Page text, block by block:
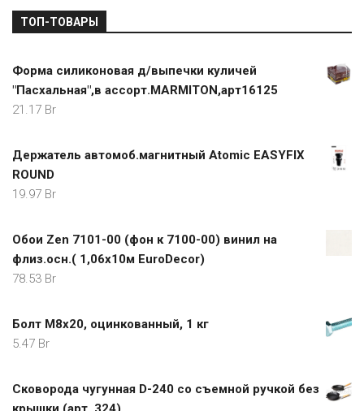
ТОП-ТОВАРЫ
Форма силиконовая д/выпечки куличей
"Пасхальная",в ассорт.MARMITON,арт16125
21.17 Br
Держатель автомоб.магнитный Atomic EASYFIX
ROUND
19.97 Br
Обои Zen 7101-00 (фон к 7100-00) винил на
флиз.осн.( 1,06х10м EuroDecor)
78.53 Br
Болт М8х20, оцинкованный, 1 кг
5.47 Br
Сковорода чугунная D-240 cо съемной ручкой без